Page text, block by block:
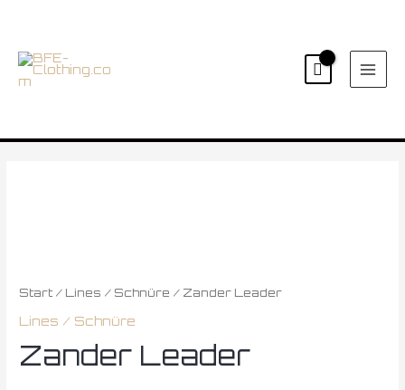
springen
Start / Lines / Schnüre / Zander Leader
Lines / Schnüre
Zander Leader